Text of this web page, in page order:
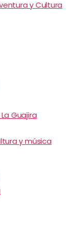
y Cultura
Guajira
y música